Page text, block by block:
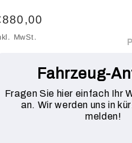
MwSt.
Fahrzeug-
Fragen Sie hier einfach Ihr
an. Wir werden uns in
melden!